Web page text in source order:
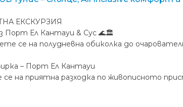
ЕКСКУРЗИЯ
Порт Ел Кантауи & Сус 🌊🏛️
се на полудневна обиколка до
– Порт Ел Кантауи
се на приятна разходка по живописното